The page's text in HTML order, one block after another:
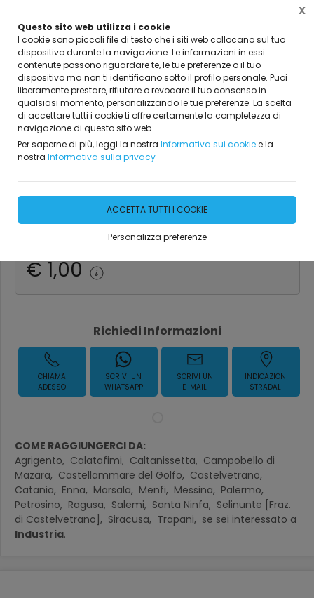
Questo sito web utilizza i cookie
I cookie sono piccoli file di testo che i siti web collocano sul tuo
dispositivo durante la navigazione. Le informazioni in essi
contenute possono riguardare te, le tue preferenze o il tuo
dispositivo ma non ti identificano sotto il profilo personale. Puoi
liberamente prestare, rifiutare o revocare il tuo consenso in
qualsiasi momento, personalizzando le tue preferenze. La scelta
di accettare tutti i cookie ti offre certamente la completezza di
navigazione di questo sito web.
Per saperne di più, leggi la nostra Informativa sui cookiee la
nostra Informativa sulla privacy
ACCETTA TUTTI I COOKIE
Personalizza preferenze
X
Home Industria Industria
Booster ad Ultra-
Condensatori 12V Stayer
450CCA
DISPONIBILITÀ IMMEDIATA
€ 1,00
Richiedi Informazioni
CHIAMA
ADESSO
SCRIVI UN
WHATSAPP
SCRIVI UN
E-MAIL
INDICAZIONI
STRADALI
COME RAGGIUNGERCI DA:
Agrigento, Calatafimi, Caltanissetta, Campobello di
Mazara, Castellammare del Golfo, Castelvetrano,
Catania, Enna, Marsala, Menfi, Messina, Palermo,
Petrosino, Ragusa, Salemi, Santa Ninfa, Selinunte [Fraz.
di Castelvetrano], Siracusa, Trapani, se sei interessato a
Industria.